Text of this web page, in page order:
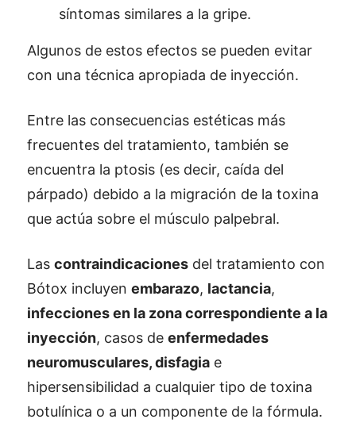
síntomas similares a la gripe.
Algunos de estos efectos se pueden evitar
con una técnica apropiada de inyección.
Entre las consecuencias estéticas más
frecuentes del tratamiento, también se
encuentra la ptosis (es decir, caída del
párpado) debido a la migración de la toxina
que actúa sobre el músculo palpebral.
Las contraindicaciones del tratamiento con
Bótox incluyen embarazo, lactancia,
infecciones en la zona correspondiente a la
inyección, casos de enfermedades
neuromusculares, disfagia e
hipersensibilidad a cualquier tipo de toxina
botulínica o a un componente de la fórmula.